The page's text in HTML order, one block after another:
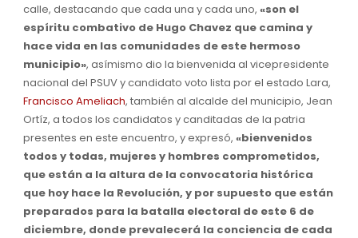
calle, destacando que cada una y cada uno, «son el
espíritu combativo de Hugo Chavez que camina y
hace vida en las comunidades de este hermoso
municipio», asímismo dio la bienvenida al vicepresidente
nacional del PSUV y candidato voto lista por el estado Lara,
Francisco Ameliach, también al alcalde del municipio, Jean
Ortíz, a todos los candidatos y canditadas de la patria
presentes en este encuentro, y expresó, «bienvenidos
todos y todas, mujeres y hombres comprometidos,
que están a la altura de la convocatoria histórica
que hoy hace la Revolución, y por supuesto que están
preparados para la batalla electoral de este 6 de
diciembre, donde prevalecerá la conciencia de cada